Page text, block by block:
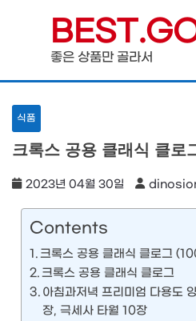
content
좋은 상품만 골라서
식품
크록스 공용 클래식 클
2023년 04월 30일
Contents
크록스 공용 클래식 클로그
크록스 공용 클래식 클로그
아침과저녁 프리미엄 다용도
장, 극세사 타월 10장